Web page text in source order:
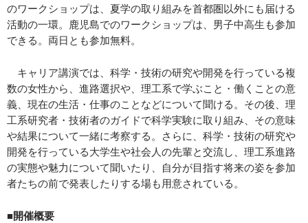
のワークショップは、夏学の取り組みを首都圏以外にも届ける
活動の一環。鹿児島でのワークショップは、男子中高生も参加
できる。両日とも参加無料。
キャリア講演では、科学・技術の研究や開発を行っている複
数の女性から、進路選択や、理工系で学ぶこと・働くことの意
義、現在の生活・仕事のことなどについて聞ける。その後、理
工系研究者・技術者のガイドで科学実験に取り組み、その意味
や結果について一緒に考察する。さらに、科学・技術の研究や
開発を行っている大学生や社会人の先輩と交流し、理工系進路
の実態や魅力について聞いたり、自分が目指す将来の姿を参加
者たちの前で発表したりする場も用意されている。
■開催概要